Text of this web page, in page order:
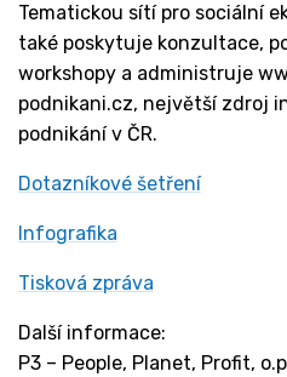
Tematickou sítí pro sociální
také poskytuje konzultace,
workshopy a administruje
podnikani.cz, největší zdroj
podnikání v ČR.
Dotazníkové šetření
Infografika
Tisková zpráva
Další informace:
P3 – People, Planet, Profit,